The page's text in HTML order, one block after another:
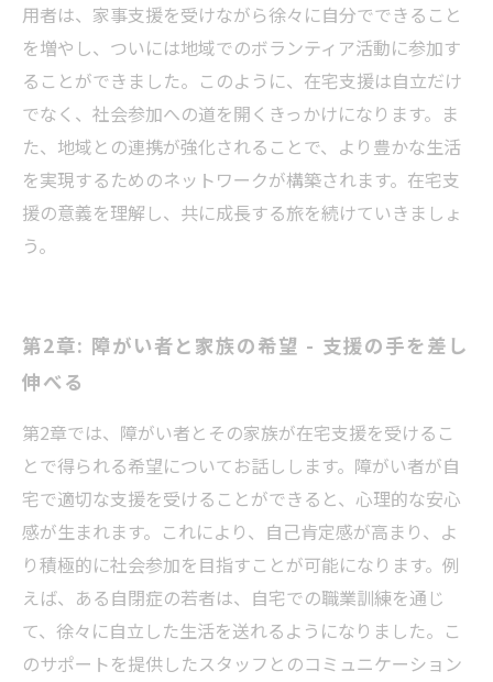
用者は、家事支援を受けながら徐々に自分でできること
を増やし、ついには地域でのボランティア活動に参加す
ることができました。このように、在宅支援は自立だけ
でなく、社会参加への道を開くきっかけになります。ま
た、地域との連携が強化されることで、より豊かな生活
を実現するためのネットワークが構築されます。在宅支
援の意義を理解し、共に成長する旅を続けていきましょ
う。
第2章: 障がい者と家族の希望 - 支援の手を差し
伸べる
第2章では、障がい者とその家族が在宅支援を受けるこ
とで得られる希望についてお話しします。障がい者が自
宅で適切な支援を受けることができると、心理的な安心
感が生まれます。これにより、自己肯定感が高まり、よ
り積極的に社会参加を目指すことが可能になります。例
えば、ある自閉症の若者は、自宅での職業訓練を通じ
て、徐々に自立した生活を送れるようになりました。こ
のサポートを提供したスタッフとのコミュニケーション